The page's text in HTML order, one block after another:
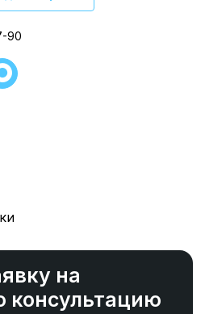
90
на
консультацию